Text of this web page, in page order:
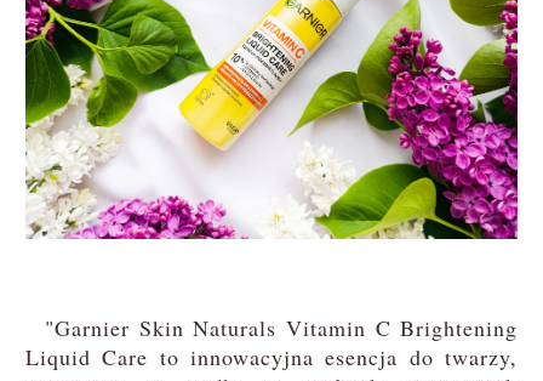
"Garnier Skin Naturals Vitamin C Brightening
Liquid Care to innowacyjna esencja do twarzy,